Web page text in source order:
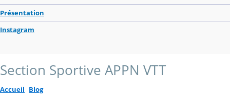
Présentation
Instagram
Section Sportive APPN VTT
Accueil Blog